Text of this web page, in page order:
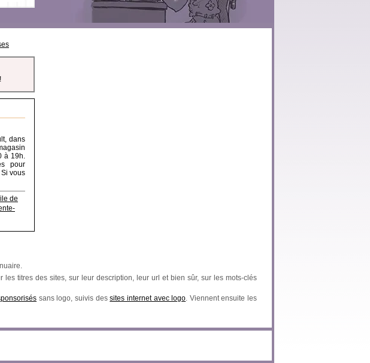
dans
à 19h.
pour
vous
de
titres des sites, sur leur description, leur url et bien sûr, sur les mots-clés
sans logo, suivis dessites internet avec logo. Viennent ensuite les